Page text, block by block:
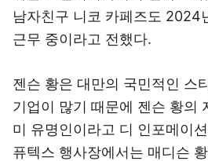
남자친구 니코 카페즈도 2024
근무 중이라고 전했다.
젠슨 황은 대만의 국민적인 스
기업이 많기 때문에 젠슨 황의
미 유명인이라고 디 인포메이
퓨텍스 행사장에서는 매디슨